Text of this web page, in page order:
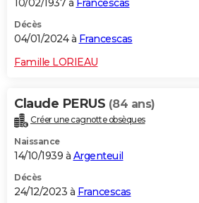
10/02/1937 à Francescas
Décès
04/01/2024 à Francescas
Famille LORIEAU
Claude PERUS (84 ans)
Créer une cagnotte obsèques
Naissance
14/10/1939 à Argenteuil
Décès
24/12/2023 à Francescas